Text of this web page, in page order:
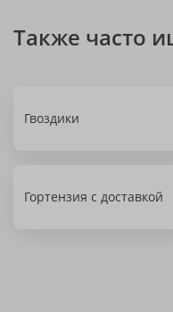
Также часто
Гвоздики
Гортензия с доставкой